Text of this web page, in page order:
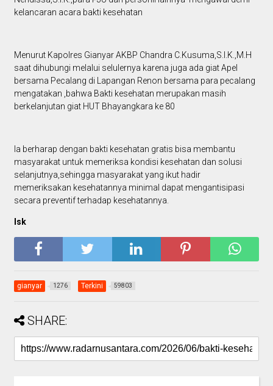
kelancaran acara bakti kesehatan
Menurut Kapolres Gianyar AKBP Chandra C.Kusuma,S.I.K.,M.H
saat dihubungi melalui selulernya karena juga ada giat Apel
bersama Pecalang di Lapangan Renon bersama para pecalang
mengatakan ,bahwa Bakti kesehatan merupakan masih
berkelanjutan giat HUT Bhayangkara ke 80
Ia berharap dengan bakti kesehatan gratis bisa membantu
masyarakat untuk memeriksa kondisi kesehatan dan solusi
selanjutnya,sehingga masyarakat yang ikut hadir
memeriksakan kesehatannya minimal dapat mengantisipasi
secara preventif terhadap kesehatannya.
Isk
gianyar 1276 Terkini 59803
SHARE: